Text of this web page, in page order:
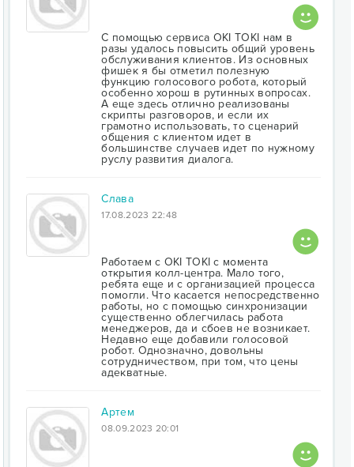
С помощью сервиса OKI TOKI нам в
разы удалось повысить общий уровень
обслуживания клиентов. Из основных
фишек я бы отметил полезную
функцию голосового робота, который
особенно хорош в рутинных вопросах.
А еще здесь отлично реализованы
скрипты разговоров, и если их
грамотно использовать, то сценарий
общения с клиентом идет в
большинстве случаев идет по нужному
руслу развития диалога.
Слава
17.08.2023 22:48
Работаем с ОКІ ТОКІ с момента
открытия колл-центра. Мало того,
ребята еще и с организацией процесса
помогли. Что касается непосредственно
работы, но с помощью синхронизации
существенно облегчилась работа
менеджеров, да и сбоев не возникает.
Недавно еще добавили голосовой
робот. Однозначно, довольны
сотрудничеством, при том, что цены
адекватные.
Артем
08.09.2023 20:01